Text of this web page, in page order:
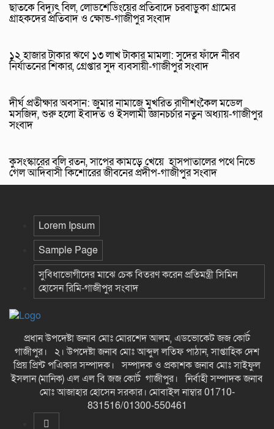
ছাতকে বিদ্যুৎ বিল, লোডশেডিংয়ের প্রতিবাদে চরবাড়ুকা গ্রামের
গ্রাহকদের প্রতিবাদ ও ক্ষোভ-গাজীপুর সংবাদ
১২ হাজার টাকার ঋণে ১৩ লাখ টাকার মামলা: সুদের ফাঁদে নীরব
নির্যাতনের শিকার, গ্রেপ্তার সুদ ব্যবসায়ী-গাজীপুর সংবাদ
দীর্ঘ প্রতীক্ষার অবসান: জুমার নামাজে মুখরিত রাণীশংকৈল মডেল
মসজিদ, শুরু হলো ইবাদত ও ইসলামী জ্ঞানচর্চার নতুন অধ্যায়-গাজীপুর
সংবাদ
কুসংস্কারের বলি রতন, সাপের কামড়ে খেয়ে হাসপাতালের পথে নিভে
গেল আদিবাসী কিশোরের জীবনের প্রদীপ-গাজীপুর সংবাদ
Lorem Ipsum
Sample Page
সুবিধাভোগীদের মাঝে চেক বিতরণ করেন প্রতিমন্ত্রী সিমিন
হোসেন রিমি-গাজীপুর সংবাদ
প্রধান উপদেষ্টা জনাব মোঃ মোরশেদ আলম, এডভোকেট জজ কোর্ট
গাজীপুর। ২। উপদেষ্টা জনাব মোঃ আব্দুল লতিফ পাঠান, সাপ্তাহিক দেশ
প্রিয় প্রিন্ট পএিকার সম্পাদক। সম্পাদক ও প্রকাশক জনাব মোঃ সাইফুল
ইসলান (মানিক) এল এল বি জজ কোর্ট গাজীপুর। নির্বাহী সম্পাদক জনাব
মোঃ আজাহার হোসেন সরকার। মোবাইল নাম্বার 01710-
831516/01300-550461